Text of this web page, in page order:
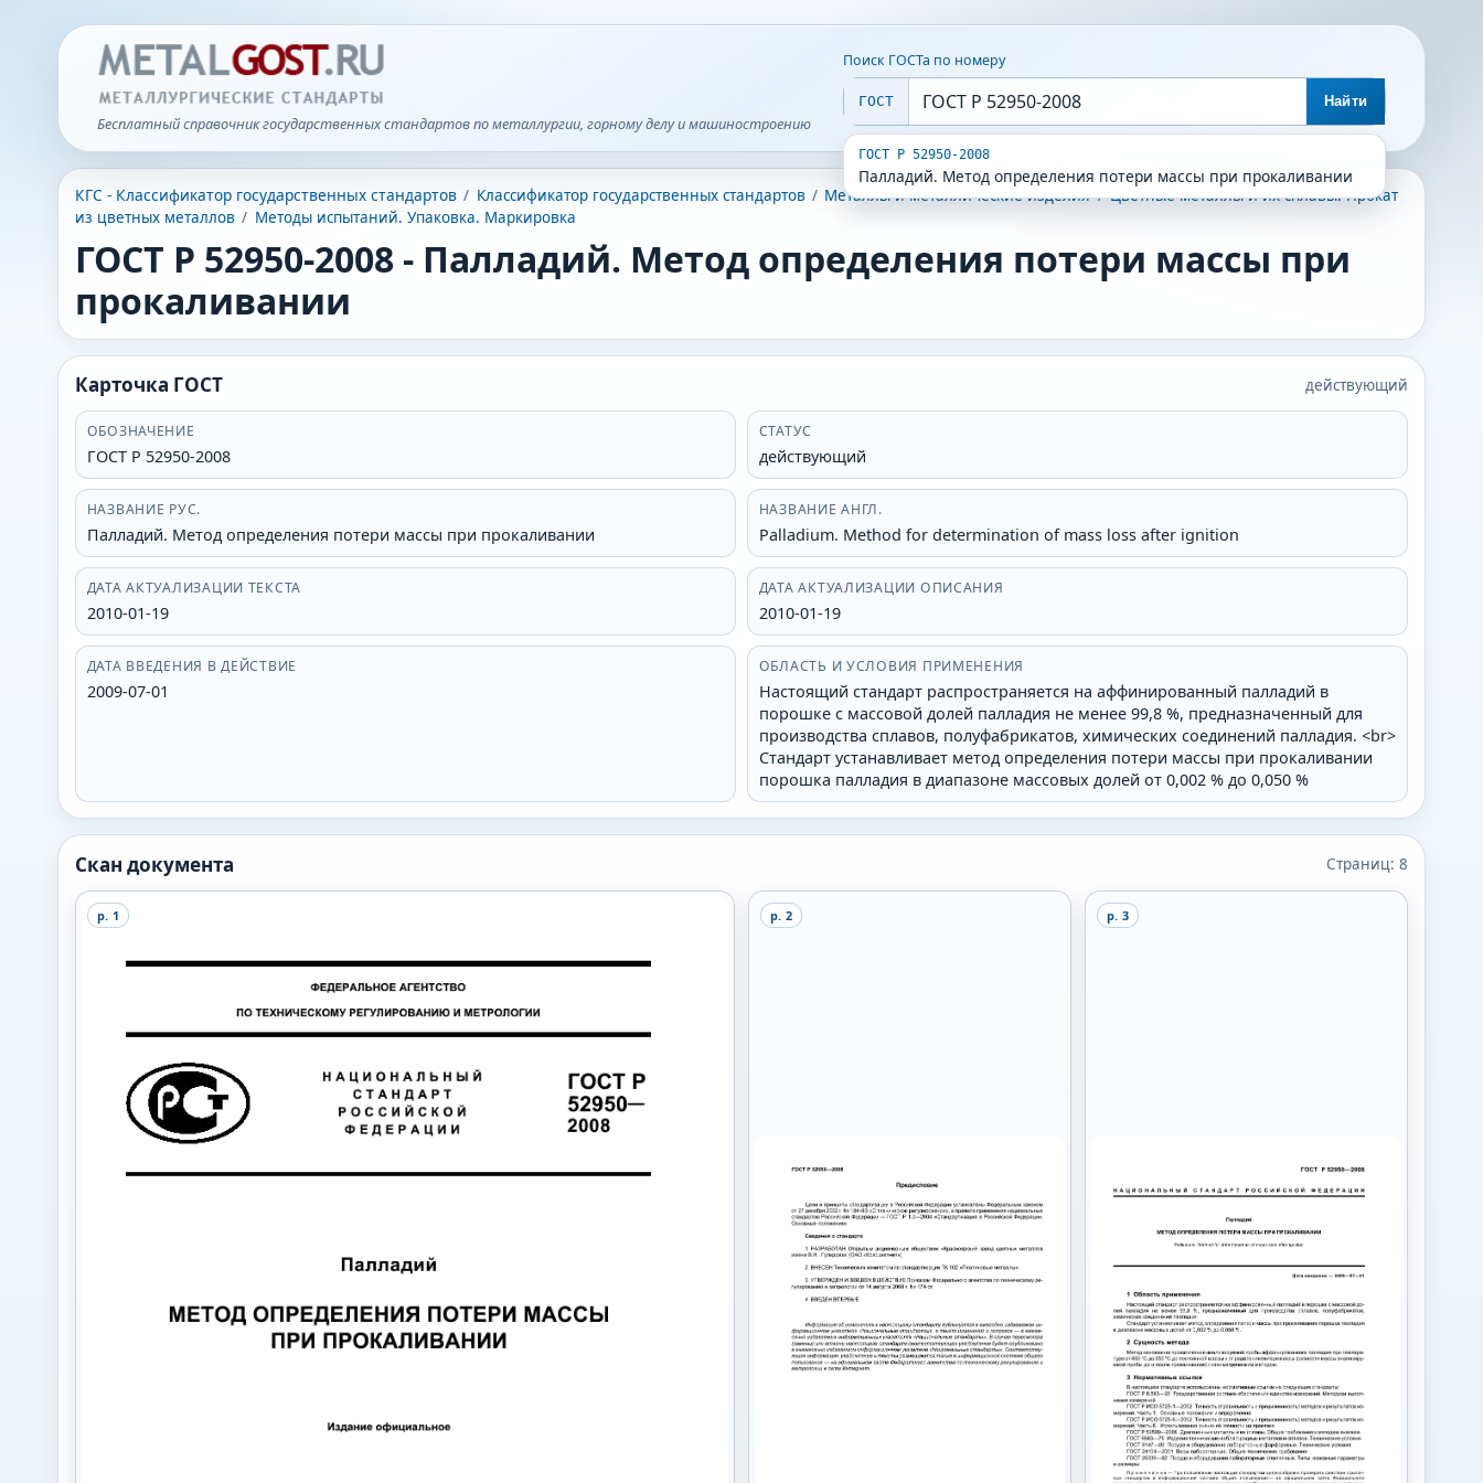
Бесплатный справочник государственных стандартов по металлургии, горному делу и машиностроению
Поиск ГОСТа по номеру
ГОСТ Найти
ГОСТ Р 52950-2008
Палладий. Метод определения потери массы при прокаливании
КГС - Классификатор государственных стандартов / Классификатор государственных стандартов / Металлы и металлические изделия / Цветные металлы и их сплавы. Прокат
из цветных металлов / Методы испытаний. Упаковка. Маркировка
ГОСТ Р 52950-2008- Палладий. Метод определения потери массы при
прокаливании
Карточка ГОСТ действующий
ОБОЗНАЧЕНИЕ
ГОСТ Р 52950-2008
СТАТУС
действующий
НАЗВАНИЕ РУС.
Палладий. Метод определения потери массы при прокаливании
НАЗВАНИЕ АНГЛ.
Palladium. Method for determination of mass loss after ignition
ДАТА АКТУАЛИЗАЦИИ ТЕКСТА
2010-01-19
ДАТА АКТУАЛИЗАЦИИ ОПИСАНИЯ
2010-01-19
ДАТА ВВЕДЕНИЯ В ДЕЙСТВИЕ
2009-07-01
ОБЛАСТЬ И УСЛОВИЯ ПРИМЕНЕНИЯ
Настоящий стандарт распространяется на аффинированный палладий в
порошке с массовой долей палладия не менее 99,8 %, предназначенный для
производства сплавов, полуфабрикатов, химических соединений палладия. <br>
Стандарт устанавливает метод определения потери массы при прокаливании
порошка палладия в диапазоне массовых долей от 0,002 % до 0,050 %
Скан документа Страниц:8
p. 1 p. 2 p. 3